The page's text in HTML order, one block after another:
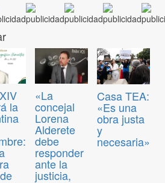
la
«La
concejal
Lorena
Alderete
debe
responder
ante la
justicia,
Casa TEA:
«Es una
obra justa
y
necesaria»